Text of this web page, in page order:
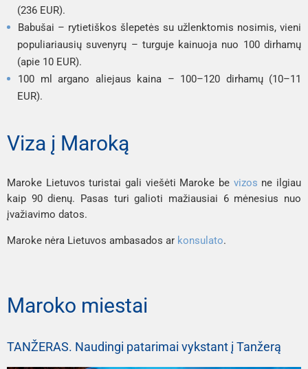
(236 EUR).
Babušai – rytietiškos šlepetės su užlenktomis nosimis, vieni
populiariausių suvenyrų – turguje kainuoja nuo 100 dirhamų
(apie 10 EUR).
100 ml argano aliejaus kaina – 100–120 dirhamų (10–11
EUR).
Viza į Maroką
Maroke Lietuvos turistai gali viešėti Maroke be vizos ne ilgiau
kaip 90 dienų. Pasas turi galioti mažiausiai 6 mėnesius nuo
įvažiavimo datos.
Maroke nėra Lietuvos ambasados ar konsulato.
Maroko miestai
TANŽERAS. Naudingi patarimai vykstant į Tanžerą